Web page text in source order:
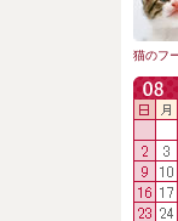
猫のフ